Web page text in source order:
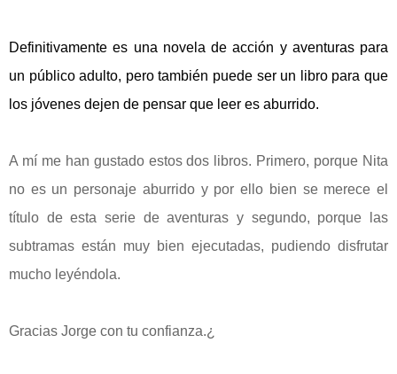
Definitivamente es una novela de acción y aventuras para
un público adulto, pero también puede ser un libro para que
los jóvenes dejen de pensar que leer es aburrido.
A mí me han gustado estos dos libros. Primero, porque Nita
no es un personaje aburrido y por ello bien se merece el
título de esta serie de aventuras y segundo, porque las
subtramas están muy bien ejecutadas, pudiendo disfrutar
mucho leyéndola.
Gracias Jorge con tu confianza.¿